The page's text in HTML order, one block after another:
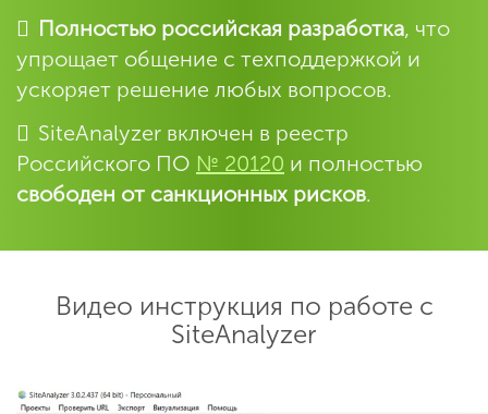
Полностью российская разработка, что
упрощает общение с техподдержкой и
ускоряет решение любых вопросов.
SiteAnalyzer включен в реестр
Российского ПО № 20120 и полностью
свободен от санкционных рисков.
Видео инструкция по работе с
SiteAnalyzer